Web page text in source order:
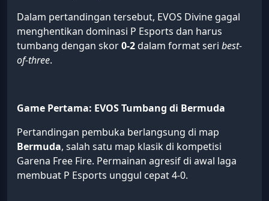
Dalam pertandingan tersebut, EVOS Divine gagal
menghentikan dominasi P Esports dan harus
tumbang dengan skor0-2dalam format seri best-
of-three.
Game Pertama: EVOS Tumbang di Bermuda
Pertandingan pembuka berlangsung di map
Bermuda, salah satu map klasik di kompetisi
Garena Free Fire. Permainan agresif di awal laga
membuat P Esports unggul cepat 4-0.